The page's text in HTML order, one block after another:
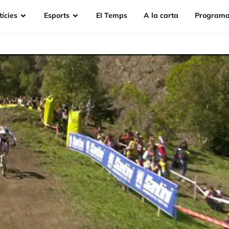
Esports EI Temps A la carta